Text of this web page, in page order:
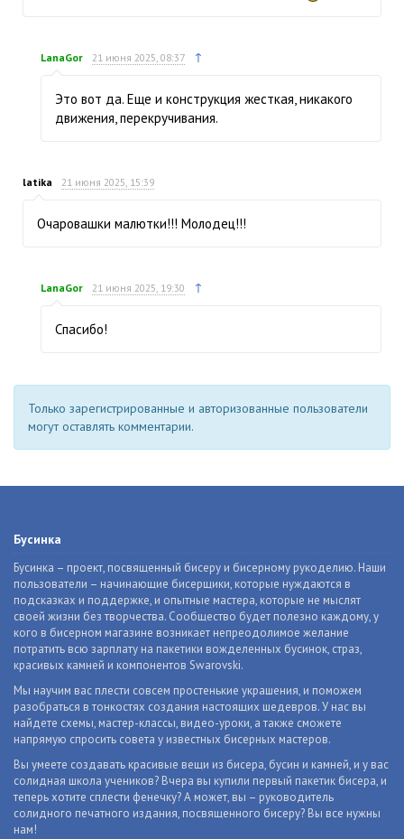
LanaGor 21 июня 2025, 08:37 ↑
Это вот да. Еще и конструкция жесткая, никакого
движения, перекручивания.
latika 21 июня 2025, 15:39
Очаровашки малютки!!! Молодец!!!
LanaGor 21 июня 2025, 19:30 ↑
Спасибо!
Только зарегистрированные и авторизованные пользователи
могут оставлять комментарии.
Бусинка
Бусинка – проект, посвященный бисеру и бисерному рукоделию. Наши
пользователи – начинающие бисерщики, которые нуждаются в
подсказках и поддержке, и опытные мастера, которые не мыслят
своей жизни без творчества. Сообщество будет полезно каждому, у
кого в бисерном магазине возникает непреодолимое желание
потратить всю зарплату на пакетики вожделенных бусинок, страз,
красивых камней и компонентов Swarovski.
Мы научим вас плести совсем простенькие украшения, и поможем
разобраться в тонкостях создания настоящих шедевров. У нас вы
найдете схемы, мастер-классы, видео-уроки, а также сможете
напрямую спросить совета у известных бисерных мастеров.
Вы умеете создавать красивые вещи из бисера, бусин и камней, и у вас
солидная школа учеников? Вчера вы купили первый пакетик бисера, и
теперь хотите сплести фенечку? А может, вы – руководитель
солидного печатного издания, посвященного бисеру? Вы все нужны
нам!